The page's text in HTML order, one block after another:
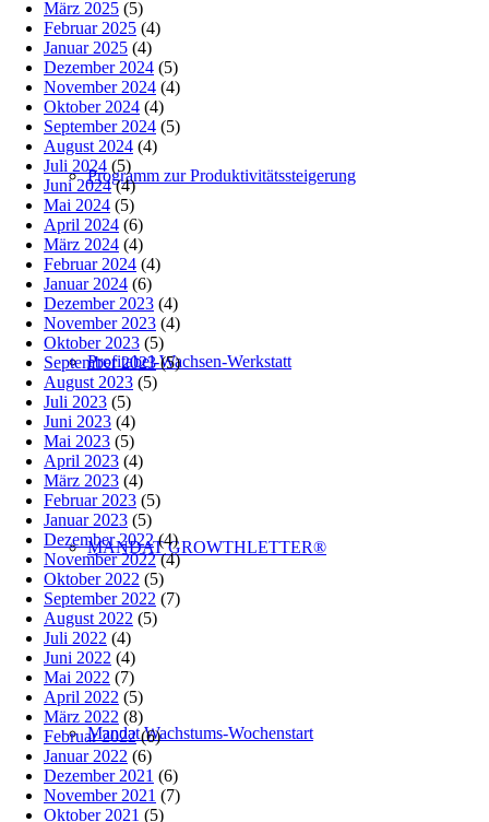
Programm zur Produktivitätssteigerung
Profitabel-Wachsen-Werkstatt
MANDAT GROWTHLETTER®
Mandat Wachstums-Wochenstart
März 2025 (5)
Februar 2025 (4)
Januar 2025 (4)
Dezember 2024 (5)
November 2024 (4)
Oktober 2024 (4)
September 2024 (5)
August 2024 (4)
Juli 2024 (5)
Juni 2024(4)
Mai 2024 (5)
April 2024 (6)
März 2024 (4)
Februar 2024 (4)
Januar 2024 (6)
Dezember 2023 (4)
November 2023 (4)
Oktober 2023 (5)
September 2023(5)
August 2023 (5)
Juli 2023 (5)
Juni 2023 (4)
Mai 2023 (5)
April 2023 (4)
März 2023 (4)
Februar 2023 (5)
Januar 2023 (5)
Dezember 2022(4)
November 2022(4)
Oktober 2022 (5)
September 2022 (7)
August 2022 (5)
Juli 2022 (4)
Juni 2022 (4)
Mai 2022 (7)
April 2022 (5)
März 2022 (8)
Februar 2022(6)
Januar 2022 (6)
Dezember 2021 (6)
November 2021 (7)
Oktober 2021 (5)